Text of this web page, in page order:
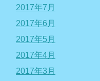
2017年7月
2017年6月
2017年5月
2017年4月
2017年3月